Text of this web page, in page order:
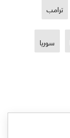
ترامب
سوريا